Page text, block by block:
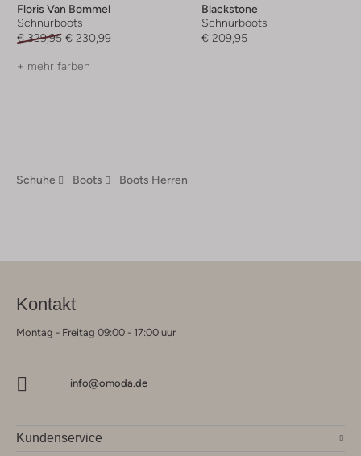
Floris Van Bommel
Schnürboots
€ 329,95 € 230,99
+ mehr farben
Blackstone
Schnürboots
€ 209,95
Schuhe Boots Boots Herren
Kontakt
Montag - Freitag 09:00 - 17:00 uur
info@omoda.de
Kundenservice